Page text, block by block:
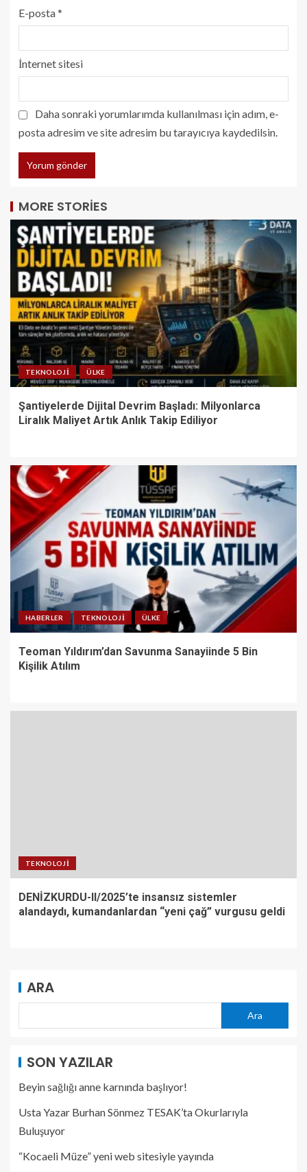
E-posta*
İnternet sitesi
Daha sonraki yorumlarımda kullanılması için adım, e-
posta adresim ve site adresim bu tarayıcıya kaydedilsin.
MORE STORIES
TEKNOLOJI ÜLKE
Şantiyelerde Dijital Devrim Başladı: Milyonlarca
Liralık Maliyet Artık Anlık Takip Ediliyor
HABERLER TEKNOLOJI ÜLKE
Teoman Yıldırım’dan Savunma Sanayiinde 5 Bin
Kişilik Atılım
TEKNOLOJI
DENİZKURDU-II/2025’te insansız sistemler
alandaydı, kumandanlardan “yeni çağ” vurgusu geldi
ARA
Ara
SON YAZILAR
Beyin sağlığı anne karnında başlıyor!
Usta Yazar Burhan Sönmez TESAK’ta Okurlarıyla
Buluşuyor
“Kocaeli Müze” yeni web sitesiyle yayında